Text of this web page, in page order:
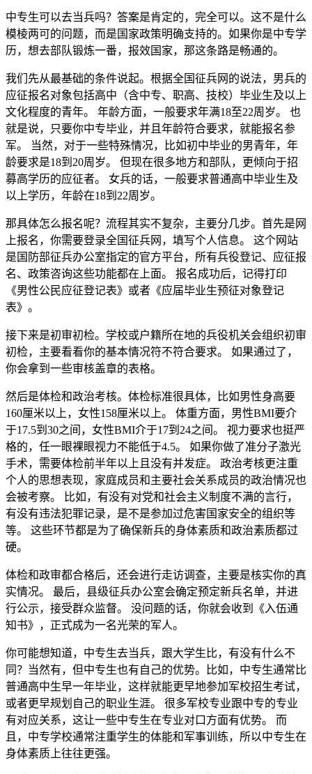
中专生可以去当兵吗？答案是肯定的，完全可以。这不是什么
模棱两可的问题，而是国家政策明确支持的。如果你是中专学
历，想去部队锻炼一番，报效国家，那这条路是畅通的。
我们先从最基础的条件说起。根据全国征兵网的说法，男兵的
应征报名对象包括高中（含中专、职高、技校）毕业生及以上
文化程度的青年。 年龄方面，一般要求年满18至22周岁。 也
就是说，只要你中专毕业，并且年龄符合要求，就能报名参
军。 当然，对于一些特殊情况，比如初中毕业的男青年，年
龄要求是18到20周岁。 但现在很多地方和部队，更倾向于招
募高学历的应征者。 女兵的话，一般要求普通高中毕业生及
以上学历，年龄在18到22周岁。
那具体怎么报名呢？流程其实不复杂，主要分几步。首先是网
上报名，你需要登录全国征兵网，填写个人信息。 这个网站
是国防部征兵办公室指定的官方平台，所有兵役登记、应征报
名、政策咨询这些功能都在上面。 报名成功后，记得打印
《男性公民应征登记表》或者《应届毕业生预征对象登记
表》。
接下来是初审初检。学校或户籍所在地的兵役机关会组织初审
初检，主要看看你的基本情况符不符合要求。 如果通过了，
你会拿到一些审核盖章的表格。
然后是体检和政治考核。体检标准很具体，比如男性身高要
160厘米以上，女性158厘米以上。 体重方面，男性BMI要介
于17.5到30之间，女性BMI介于17到24之间。 视力要求也挺严
格的，任一眼裸眼视力不能低于4.5。 如果你做了准分子激光
手术，需要体检前半年以上且没有并发症。 政治考核更注重
个人的思想表现，家庭成员和主要社会关系成员的政治情况也
会被考察。 比如，有没有对党和社会主义制度不满的言行，
有没有违法犯罪记录，是不是参加过危害国家安全的组织等
等。 这些环节都是为了确保新兵的身体素质和政治素质都过
硬。
体检和政审都合格后，还会进行走访调查，主要是核实你的真
实情况。 最后，县级征兵办公室会确定预定新兵名单，并进
行公示，接受群众监督。 没问题的话，你就会收到《入伍通
知书》，正式成为一名光荣的军人。
你可能想知道，中专生去当兵，跟大学生比，有没有什么不
同？当然有，但中专生也有自己的优势。比如，中专生通常比
普通高中生早一年毕业，这样就能更早地参加军校招生考试，
或者更早规划自己的职业生涯。 很多军校专业跟中专的专业
有对应关系，这让一些中专生在专业对口方面有优势。 而
且，中专学校通常注重学生的体能和军事训练，所以中专生在
身体素质上往往更强。